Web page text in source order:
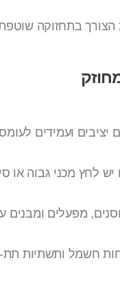
בתחזוקה שוטפת
יציבים ועמידים
לחץ מכני גבוה או
מפעלים ומבנים
חשמל ותשתיות תת-